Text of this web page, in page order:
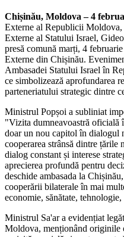
Chișinău, Moldova – 4
Externe al Republicii
Externe al Statului Israel,
presă comună marți, 4
Externe din Chișinău.
Ambasadei Statului Israel în
ce simbolizează aprofundarea
parteneriatului strategic dintre
Ministrul Popșoi a subliniat
"Vizita dumneavoastră oficială
doar un nou capitol în dialogul
cooperarea strânsă dintre țările
dialog constant și interese
aprecierea profundă pentru
deschide ambasada la
cooperării bilaterale în mai
economie, sănătate,
Ministrul Sa'ar a evidențiat
Moldova, menționând originile